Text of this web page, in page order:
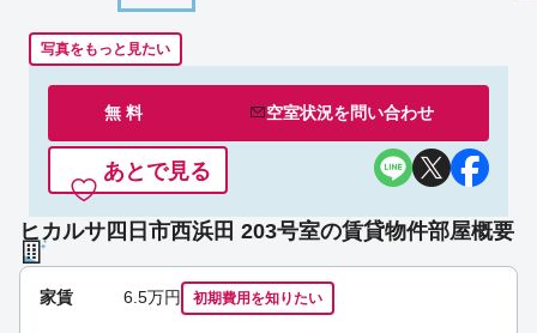
写真をもっと見たい
無 料 空室状況を問い合わせ
あとで見る
ヒカルサ四日市西浜田 203号室の賃貸物件部屋概要
家賃 6.5万円 初期費用を知りたい